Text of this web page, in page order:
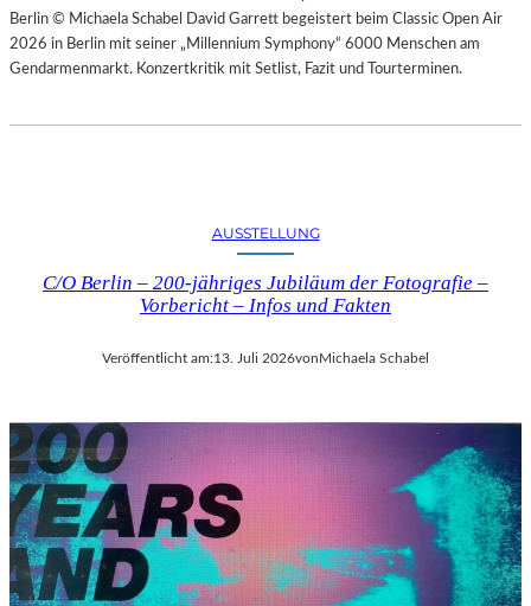
Berlin © Michaela Schabel David Garrett begeistert beim Classic Open Air
2026 in Berlin mit seiner „Millennium Symphony“ 6000 Menschen am
Gendarmenmarkt. Konzertkritik mit Setlist, Fazit und Tourterminen.
AUSSTELLUNG
C/O Berlin – 200-jähriges Jubiläum der Fotografie –
Vorbericht – Infos und Fakten
Veröffentlicht am:13. Juli 2026vonMichaela Schabel